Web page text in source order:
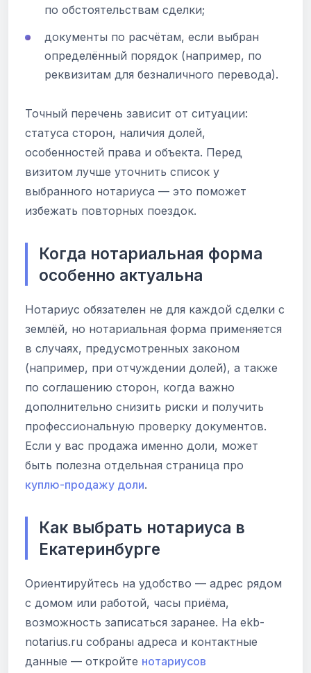
по обстоятельствам сделки;
документы по расчётам, если выбран
определённый порядок (например, по
реквизитам для безналичного перевода).
Точный перечень зависит от ситуации:
статуса сторон, наличия долей,
особенностей права и объекта. Перед
визитом лучше уточнить список у
выбранного нотариуса — это поможет
избежать повторных поездок.
Когда нотариальная форма
особенно актуальна
Нотариус обязателен не для каждой сделки с
землёй, но нотариальная форма применяется
в случаях, предусмотренных законом
(например, при отчуждении долей), а также
по соглашению сторон, когда важно
дополнительно снизить риски и получить
профессиональную проверку документов.
Если у вас продажа именно доли, может
быть полезна отдельная страница про
куплю-продажу доли.
Как выбрать нотариуса в
Екатеринбурге
Ориентируйтесь на удобство — адрес рядом
с домом или работой, часы приёма,
возможность записаться заранее. На ekb-
notarius.ru собраны адреса и контактные
данные — откройте нотариусов